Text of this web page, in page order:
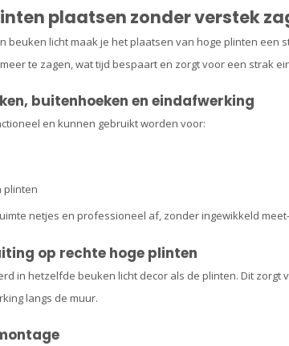
plaatsen zonder verstek
beuken licht maak je het plaatsen van hoge plinten een
te zagen, wat tijd bespaart en zorgt voor een strak
buitenhoeken en eindafwerking
en kunnen gebruikt worden voor:
plinten
netjes en professioneel af, zonder ingewikkeld
op rechte hoge plinten
in hetzelfde beuken licht decor als de plinten. Dit zorgt
langs de muur.